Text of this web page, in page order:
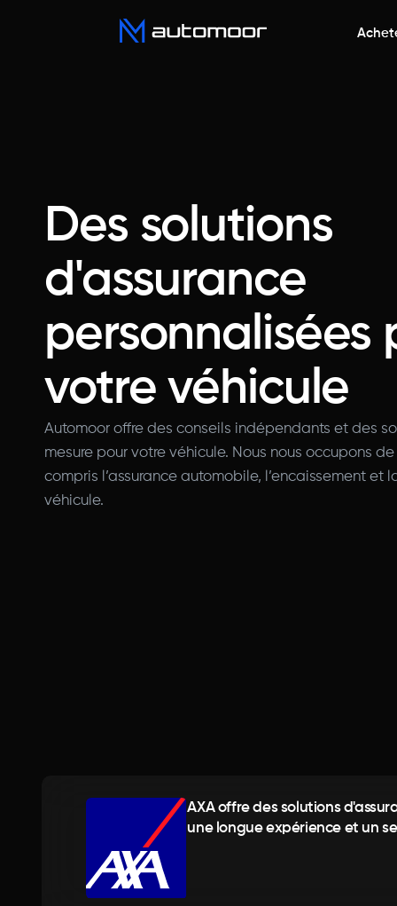
Des solutions
d'assurance
personnalisées
votre véhicule
Automoor offre des conseils indépendants et des
mesure pour votre véhicule. Nous nous occupons
compris l’assurance automobile, l’encaissement et
véhicule.
AXA offre des solutions
une longue expérience et un